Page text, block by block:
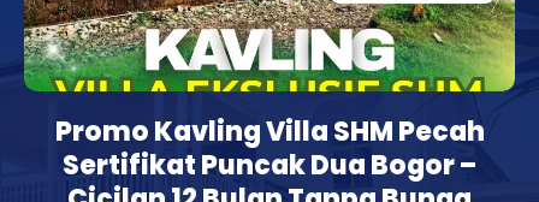
Promo Kavling Villa SHM Pecah
Sertifikat Puncak Dua Bogor –